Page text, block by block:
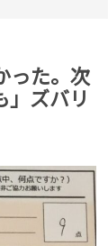
った。次
」ズバリ